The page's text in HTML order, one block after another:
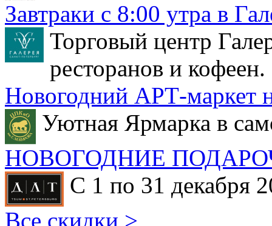
Завтраки с 8:00 утра в
Торговый центр
ресторанов и кофеен.
Новогодний АРТ-маркет
Уютная Ярмарка в
НОВОГОДНИЕ
С 1 по 31 декабря
Все скидки >